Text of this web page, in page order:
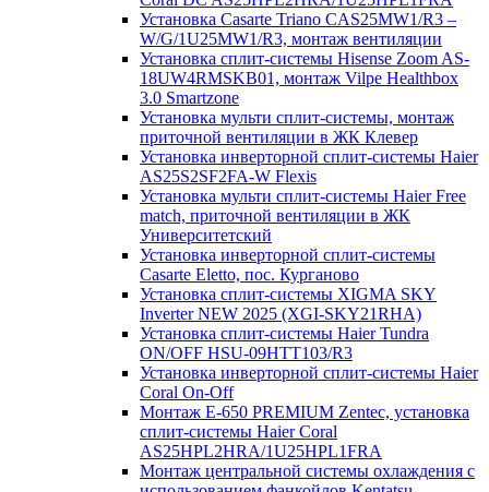
Установка Casarte Triano CAS25MW1/R3 –
W/G/1U25MW1/R3, монтаж вентиляции
Установка сплит-системы Hisense Zoom AS-
18UW4RMSKB01, монтаж Vilpe Healthbox
3.0 Smartzone
Установка мульти сплит-системы, монтаж
приточной вентиляции в ЖК Клевер
Установка инверторной сплит-системы Haier
AS25S2SF2FA-W Flexis
Установка мульти сплит-системы Haier Free
match, приточной вентиляции в ЖК
Университетский
Установка инверторной сплит-системы
Casarte Eletto, пос. Курганово
Установка сплит-системы XIGMA SKY
Inverter NEW 2025 (XGI-SKY21RHA)
Установка сплит-системы Haier Tundra
ON/OFF HSU-09HTT103/R3
Установка инверторной сплит-системы Haier
Coral On-Off
Монтаж E-650 PREMIUM Zentec, установка
сплит-системы Haier Coral
AS25HPL2HRA/1U25HPL1FRA
Монтаж центральной системы охлаждения с